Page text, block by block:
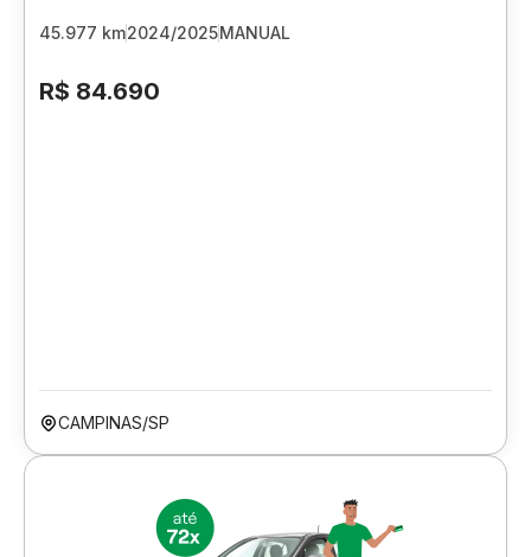
45.977 km2024/2025MANUAL
R$ 84.690
CAMPINAS/SP